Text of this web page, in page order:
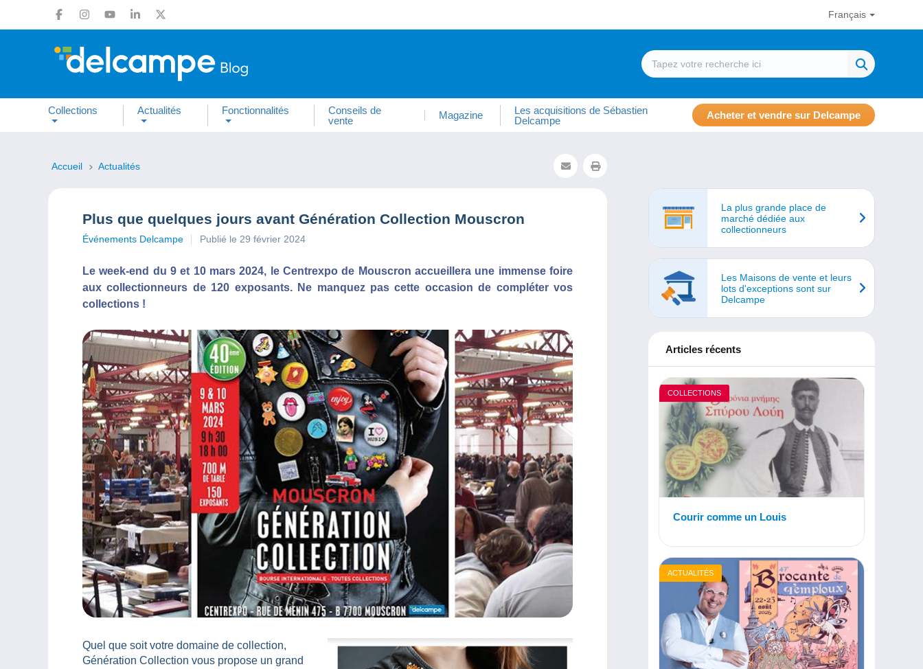
Français
Collections Actualités Fonctionnalités
Conseils de
vente
Magazine
Les acquisitions de Sébastien
Delcampe
Acheter et vendre sur Delcampe
Accueil Actualités
Plus que quelques jours avant Génération Collection Mouscron
Événements Delcampe Publié le 29 février 2024
Le week-end du 9 et 10 mars 2024, le Centrexpo de Mouscron accueillera une immense foire
aux collectionneurs de 120 exposants. Ne manquez pas cette occasion de compléter vos
collections !
Quel que soit votre domaine de collection,
Génération Collection vous propose un grand
La plus grande place de
marché dédiée aux
collectionneurs
Les Maisons de vente et leurs
lots d'exceptions sont sur
Delcampe
Articles récents
COLLECTIONS
Courir comme un Louis
ACTUALITÉS